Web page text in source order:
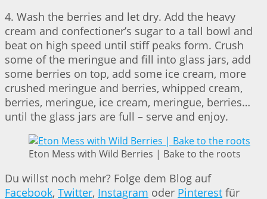
4. Wash the berries and let dry. Add the heavy
cream and confectioner’s sugar to a tall bowl and
beat on high speed until stiff peaks form. Crush
some of the meringue and fill into glass jars, add
some berries on top, add some ice cream, more
crushed meringue and berries, whipped cream,
berries, meringue, ice cream, meringue, berries…
until the glass jars are full – serve and enjoy.
Eton Mess with Wild Berries | Bake to the roots
Du willst noch mehr? Folge dem Blog auf
Facebook, Twitter, Instagram oder Pinterest für